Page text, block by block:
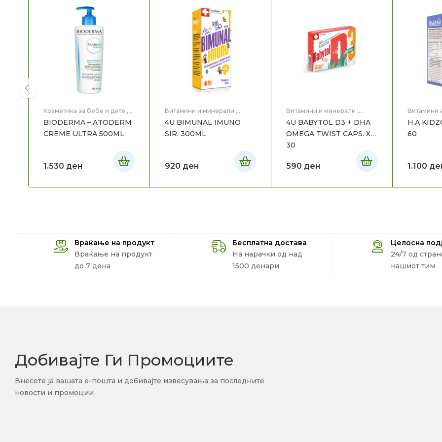
Козметика за бебе и дете ,
Козметика,Нега на тело
BIODERMA – ATODERM
CREME ULTRA 500ML
1.530 ден
Витамини и минерали ,
бебе и дете,Здравје,Мајка
и Дете
4U BIMUNAL IMUNO
SIR. 300ML
920 ден
Витамини и минерали ,
бебе и дете,Здравје ,Мајка
и Дете
4U BABYTOL D3 + DHA
OMEGA TWIST CAPS. X
30
590 ден
Витамини
бебе и
и Дете
H.A
60
1.100
Враќање на продукт
Враќање на продукт
до 7 дена
Бесплатна достава
На нарачки од над
1500 денари
Целосна
24/7 од
нашиот тим
Добивајте Ги Промоциите
Внесете ја вашата е-пошта и добивајте извесувања за последните
новости и промоции